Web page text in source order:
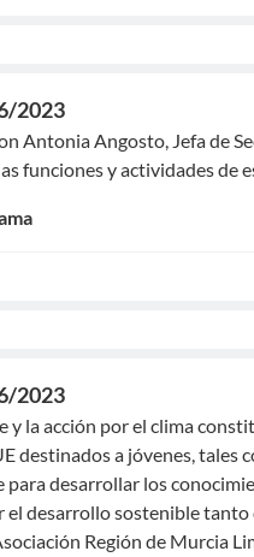
2023
Antonia Angosto, Jefa de
funciones y actividades de
2023
y la acción por el clima
destinados a jóvenes, tales
desarrollar los
el desarrollo sostenible
Región de Murcia